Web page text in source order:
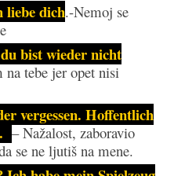
liebe dich.-Nemoj se
bist wieder nicht
na tebe jer opet nisi
vergessen. Hoffentlich
– Nažalost, zaboravio
se ne ljutiš na mene.